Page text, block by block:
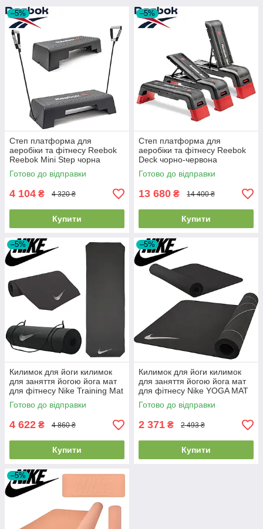
–5%
Степ платформа для
аеробіки та фітнесу Reebok
Reebok Mini Step чорна
навантаження 110 кг вага 7 кг
Готово до відправки
4 104 ₴ 4 320 ₴
Купити
–5%
Степ платформа для
аеробіки та фітнесу Reebok
Deck чорно-червона
навантаження 150 кг вага
12,4 кг
Готово до відправки
13 680 ₴ 14 400 ₴
Купити
–5%
Килимок для йоги килимок
для заняття йогою йога мат
для фітнесу Nike Training Mat
2.0 Black-White 180x60x0,8
см
Готово до відправки
4 622 ₴ 4 860 ₴
Купити
–5%
Килимок для йоги килимок
для заняття йогою йога мат
для фітнесу Nike YOGA MAT
TPE сірий 172 х 61 см x 4 мм
Готово до відправки
2 371 ₴ 2 493 ₴
Купити
–5%